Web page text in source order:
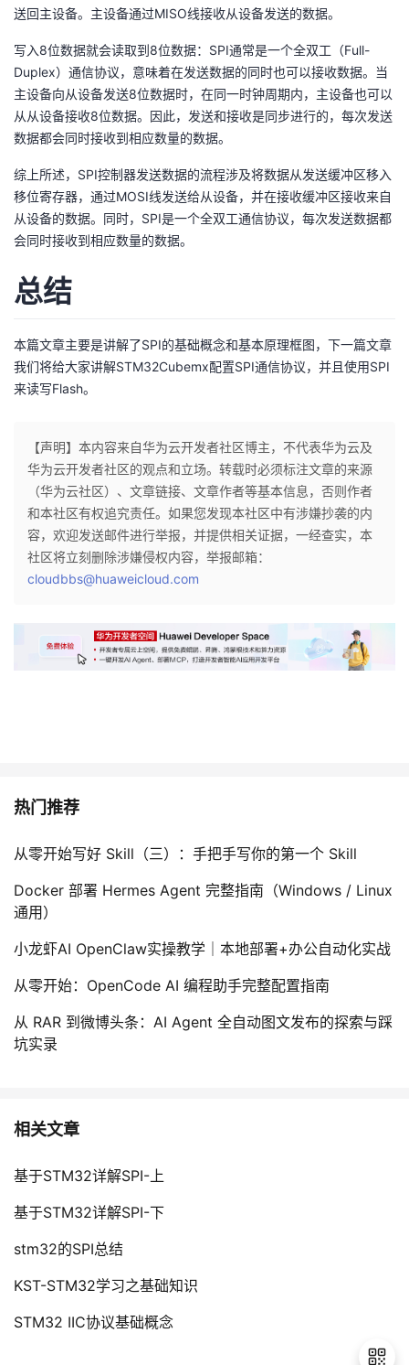
送回主设备。主设备通过MISO线接收从设备发送的数据。
写入8位数据就会读取到8位数据：SPI通常是一个全双工（Full-
Duplex）通信协议，意味着在发送数据的同时也可以接收数据。当
主设备向从设备发送8位数据时，在同一时钟周期内，主设备也可以
从从设备接收8位数据。因此，发送和接收是同步进行的，每次发送
数据都会同时接收到相应数量的数据。
综上所述，SPI控制器发送数据的流程涉及将数据从发送缓冲区移入
移位寄存器，通过MOSI线发送给从设备，并在接收缓冲区接收来自
从设备的数据。同时，SPI是一个全双工通信协议，每次发送数据都
会同时接收到相应数量的数据。
总结
本篇文章主要是讲解了SPI的基础概念和基本原理框图，下一篇文章
我们将给大家讲解STM32Cubemx配置SPI通信协议，并且使用SPI
来读写Flash。
【声明】本内容来自华为云开发者社区博主，不代表华为云及
华为云开发者社区的观点和立场。转载时必须标注文章的来源
（华为云社区）、文章链接、文章作者等基本信息，否则作者
和本社区有权追究责任。如果您发现本社区中有涉嫌抄袭的内
容，欢迎发送邮件进行举报，并提供相关证据，一经查实，本
社区将立刻删除涉嫌侵权内容，举报邮箱：
cloudbbs@huaweicloud.com
热门推荐
从零开始写好 Skill（三）：手把手写你的第一个 Skill
Docker 部署 Hermes Agent 完整指南（Windows / Linux
通用）
小龙虾AI OpenClaw实操教学｜本地部署+办公自动化实战
从零开始：OpenCode AI 编程助手完整配置指南
从 RAR 到微博头条：AI Agent 全自动图文发布的探索与踩
坑实录
相关文章
基于STM32详解SPI-上
基于STM32详解SPI-下
stm32的SPI总结
KST-STM32学习之基础知识
STM32 IIC协议基础概念